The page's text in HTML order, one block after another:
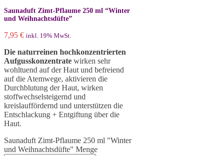
Saunaduft Zimt-Pflaume 250 ml “Winter
und Weihnachtsdüfte”
7,95 € inkl. 19% MwSt.
Die naturreinen hochkonzentrierten
Aufgusskonzentrate wirken sehr
wohltuend auf der Haut und befreiend
auf die Atemwege, aktivieren die
Durchblutung der Haut, wirken
stoffwechselsteigernd und
kreislauffördernd und unterstützen die
Entschlackung + Entgiftung über die
Haut.
Saunaduft Zimt-Pflaume 250 ml "Winter
und Weihnachtsdüfte" Menge